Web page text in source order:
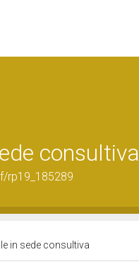
consultiva
rp19_185289
in sede consultiva